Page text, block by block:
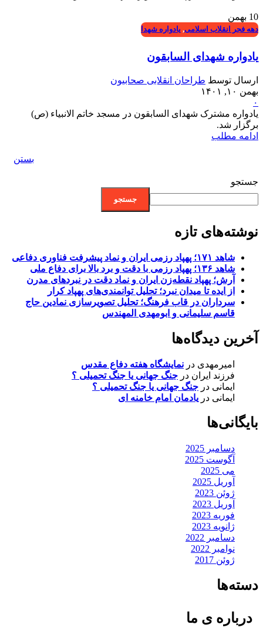
10 بهمن
دهه فجر انقلاب اسلامی, یادواره شهدا
یادواره شهدای السابقون
ارسال توسط طراحان انقلابی صحابیون
بهمن ۱۰, ۱۴۰۱
۰
یادواره مشترک شهدای السابقون در مسجد خاتم الانبیاء (ص)
برگزار شد.
ادامه مطلب
بستن
جستجو
جستجو
نوشته‌های تازه
شاهد ۱۷۱؛ پهپاد رزمی ایران و نماد پیشرفت فناوری دفاعی
شاهد ۱۳۶؛ پهپاد رزمی با دقت و برد بالا برای دفاع ملی
آرش؛ پهپاد نقطه‌زن ایران و نماد دقت در نبردهای مدرن
از ایده تا میدان نبرد؛ تحلیل توانمندی‌های پهپاد کرار
سرداران در قاب فرهنگ؛ تحلیل تصویرسازی نمادین حاج
قاسم سلیمانی و ابومهدی المهندس
آخرین دیدگاه‌ها
امیرمهدی در نمایشگاه هفته دفاع مقدس
فرزند ایران در جنگ جهانی یا جنگ تحمیلی ؟
ایمانی در جنگ جهانی یا جنگ تحمیلی ؟
ایمانی در یادمان امام خامنه ای
بایگانی‌ها
دسامبر 2025
آگوست 2025
می 2025
آوریل 2025
ژوئن 2023
آوریل 2023
فوریه 2023
ژانویه 2023
دسامبر 2022
نوامبر 2022
ژوئن 2017
دسته‌ها
درباره ی ما